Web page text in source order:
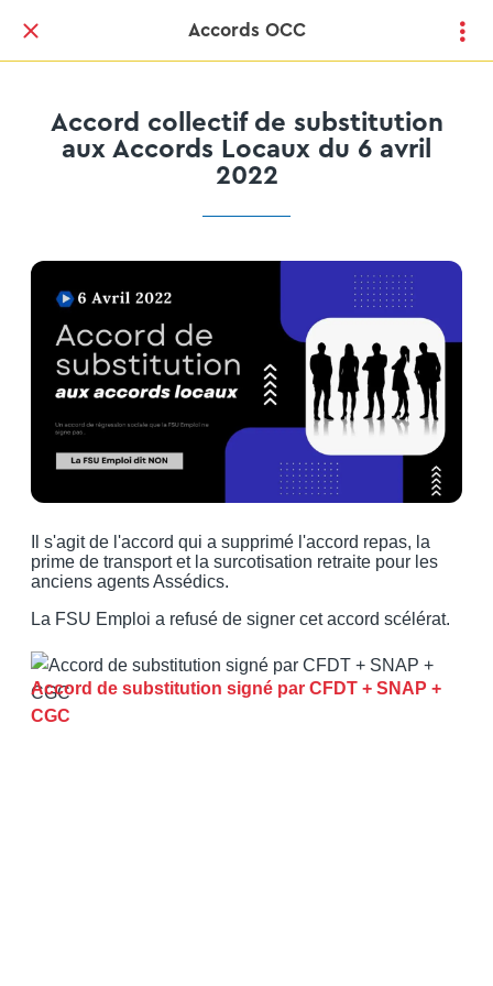
Accords OCC
Accord collectif de substitution
aux Accords Locaux du 6 avril
2022
Il s'agit de l'accord qui a supprimé l'accord repas, la
prime de transport et la surcotisation retraite pour les
anciens agents Assédics.
La FSU Emploi a refusé de signer cet accord scélérat.
Accord de substitution signé par CFDT + SNAP +
CGC